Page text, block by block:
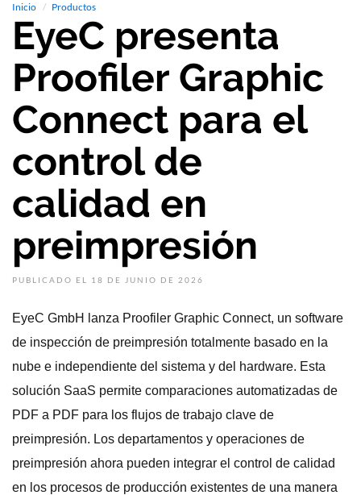
Inicio Productos
EyeC presenta
Proofiler Graphic
Connect para el
control de
calidad en
preimpresión
PUBLICADO EL 18 DE JUNIO DE 2026
EyeC GmbH lanza Proofiler Graphic Connect, un software
de inspección de preimpresión totalmente basado en la
nube e independiente del sistema y del hardware. Esta
solución SaaS permite comparaciones automatizadas de
PDF a PDF para los flujos de trabajo clave de
preimpresión. Los departamentos y operaciones de
preimpresión ahora pueden integrar el control de calidad
en los procesos de producción existentes de una manera